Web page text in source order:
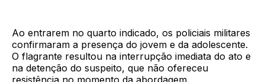
Ao entrarem no quarto indicado, os policiais militares
confirmaram a presença do jovem e da adolescente.
O flagrante resultou na interrupção imediata do ato e
na detenção do suspeito, que não ofereceu